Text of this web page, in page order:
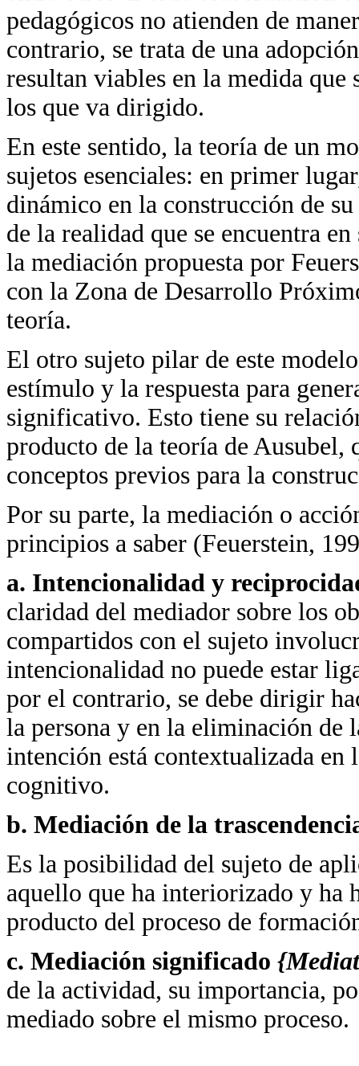
pedagógicos no atienden de
contrario, se trata de una
resultan viables en la medida que
los que va dirigido.
En este sentido, la teoría de un
sujetos esenciales: en primer
dinámico en la construcción de
de la realidad que se encuentra
la mediación propuesta por
con la Zona de Desarrollo
teoría.
El otro sujeto pilar de este
estímulo y la respuesta para
significativo. Esto tiene su
producto de la teoría de Ausubel,
conceptos previos para la
Por su parte, la mediación o
principios a saber (Feuerstein,
a. Intencionalidad y
claridad del mediador sobre los
compartidos con el sujeto
intencionalidad no puede estar
por el contrario, se debe dirigir
la persona y en la eliminación
intención está contextualizada
cognitivo.
b. Mediación de la
Es la posibilidad del sujeto de
aquello que ha interiorizado y ha
producto del proceso de
c. Mediación significado
de la actividad, su importancia,
mediado sobre el mismo proceso.